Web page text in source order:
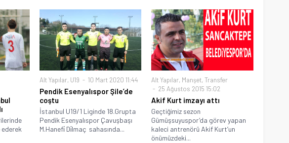
Alt Yapılar, U19 10 Mart 2020 11:44
Pendik Esenyalıspor Şile’de
coştu
İstanbul U19/1 Liginde 18.Grupta
Pendik Esenyalıspor Çavuşbaşı
M.Hanefi̇ Di̇lmaç sahasında...
Alt Yapılar, Manşet,Transfer
25 Ağustos 2015 15:02
Akif Kurt imzayı attı
Geçtiğimiz sezon
Gümüşsuyuspor’da görev yapan
kaleci antrenörü Akif Kurt’un
önümüzdeki...